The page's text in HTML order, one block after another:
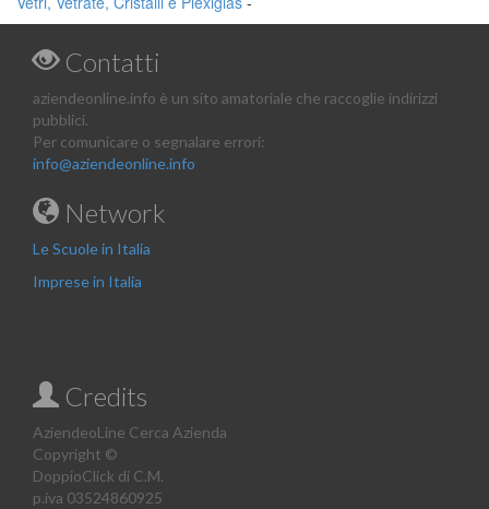
Contatti
aziendeonline.info è un sito amatoriale che raccoglie indirizzi
pubblici.
Per comunicare o segnalare errori:
info@aziendeonline.info
Network
Le Scuole in Italia
Imprese in Italia
Credits
AziendeoLine Cerca Azienda
Copyright ©
DoppioClick di C.M.
p.iva 03524860925